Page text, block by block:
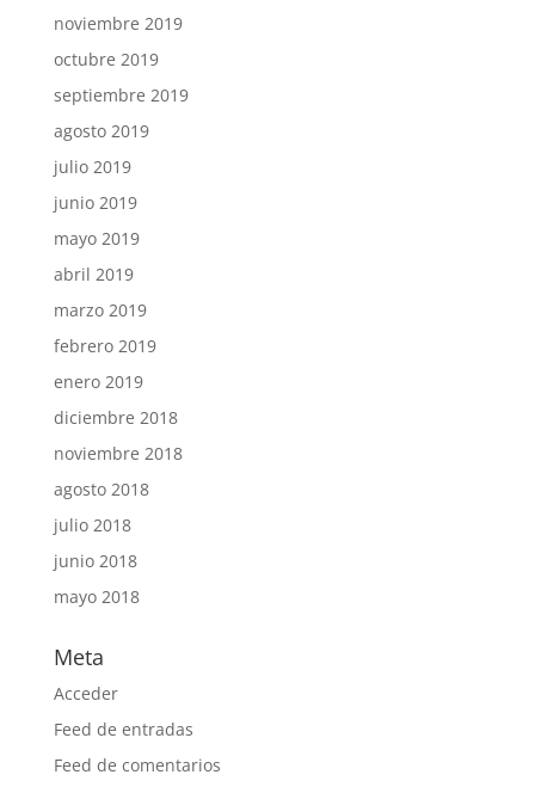
noviembre 2019
octubre 2019
septiembre 2019
agosto 2019
julio 2019
junio 2019
mayo 2019
abril 2019
marzo 2019
febrero 2019
enero 2019
diciembre 2018
noviembre 2018
agosto 2018
julio 2018
junio 2018
mayo 2018
Meta
Acceder
Feed de entradas
Feed de comentarios